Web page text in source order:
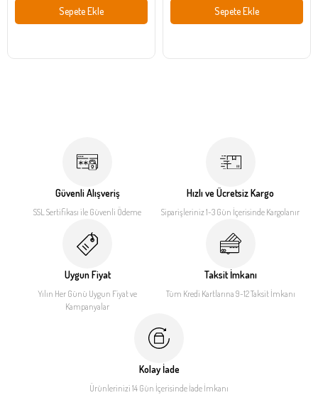
Sepete Ekle Sepete Ekle
Güvenli Alışveriş
SSL Sertifikası ile Güvenli Ödeme
Hızlı ve Ücretsiz Kargo
Siparişleriniz 1-3 Gün İçerisinde Kargolanır
Uygun Fiyat
Yılın Her Günü Uygun Fiyatve
Kampanyalar
Taksit İmkanı
Tüm Kredi Kartlarına 9-12Taksit İmkanı
Kolay İade
Ürünlerinizi 14 Gün İçerisinde İade İmkanı